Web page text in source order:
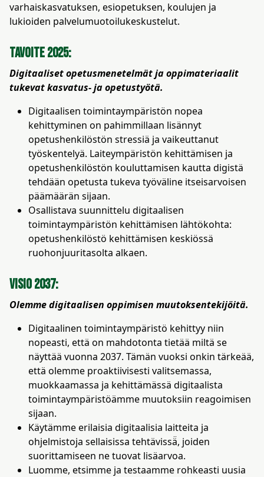
varhaiskasvatuksen, esiopetuksen, koulujen ja
lukioiden palvelumuotoilukeskustelut.
Tavoite 2025:
Digitaaliset opetusmenetelmät ja oppimateriaalit
tukevat kasvatus- ja opetustyötä.
Digitaalisen toimintaympäristön nopea
kehittyminen on pahimmillaan lisännyt
opetushenkilöstön stressiä ja vaikeuttanut
työskentelyä. Laiteympäristön kehittämisen ja
opetushenkilöstön kouluttamisen kautta digistä
tehdään opetusta tukeva työväline itseisarvoisen
päämäärän sijaan.
Osallistava suunnittelu digitaalisen
toimintaympäristön kehittämisen lähtökohta:
opetushenkilöstö kehittämisen keskiössä
ruohonjuuritasolta alkaen.
Visio 2037:
Olemme digitaalisen oppimisen muutoksentekijöitä.
Digitaalinen toimintaympäristö kehittyy niin
nopeasti, että on mahdotonta tietää miltä se
näyttää vuonna 2037. Tämän vuoksi onkin tärkeää,
että olemme proaktiivisesti valitsemassa,
muokkaamassa ja kehittämässä digitaalista
toimintaympäristöämme muutoksiin reagoimisen
sijaan.
Käytämme erilaisia digitaalisia laitteita ja
ohjelmistoja sellaisissa tehtävissä̈, joiden
suorittamiseen ne tuovat lisäarvoa.
Luomme, etsimme ja testaamme rohkeasti uusia